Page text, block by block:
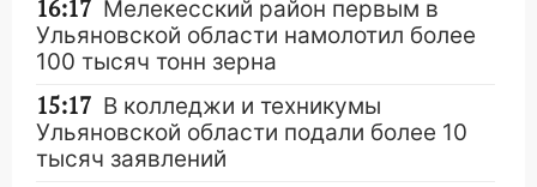
16:17 Мелекесский район первым в
Ульяновской области намолотил более
100 тысяч тонн зерна
15:17 В колледжи и техникумы
Ульяновской области подали более 10
тысяч заявлений